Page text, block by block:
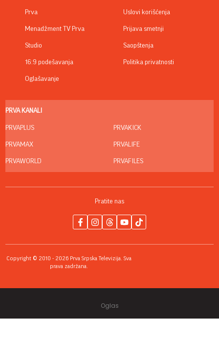
Prva
Menadžment TV Prva
Studio
16:9 podešavanja
Oglašavanje
Uslovi korišćenja
Prijava smetnji
Saopštenja
Politika privatnosti
PRVA KANALI
PRVAPLUS
PRVAMAX
PRVAWORLD
PRVAKICK
PRVALIFE
PRVAFILES
Pratite nas
Copyright © 2010 - 2026 Prva Srpska Televizija. Sva
prava zadržana.